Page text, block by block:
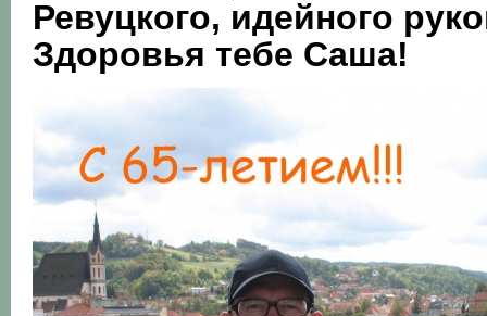
Ревуцкого, идейного
Здоровья тебе Саша!